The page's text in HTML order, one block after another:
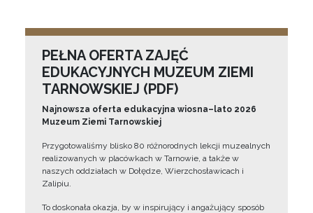
PEŁNA OFERTA ZAJĘĆ
EDUKACYJNYCH MUZEUM ZIEMI
TARNOWSKIEJ (PDF)
Najnowsza oferta edukacyjna wiosna–lato 2026
Muzeum Ziemi Tarnowskiej
Przygotowaliśmy blisko 80 różnorodnych lekcji muzealnych
realizowanych w placówkach w Tarnowie, a także w
naszych oddziałach w Dołędze, Wierzchosławicach i
Zalipiu.
To doskonała okazja, by w inspirujący i angażujący sposób